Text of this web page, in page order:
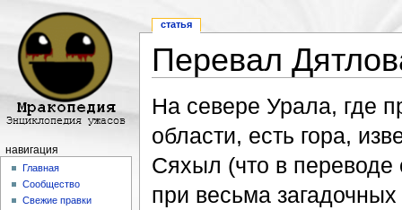
Перевал
На севере Урала, где
области, есть гора,
Сяхыл (что в переводе
при весьма
статья
навигация
Главная
Сообщество
Свежие правки